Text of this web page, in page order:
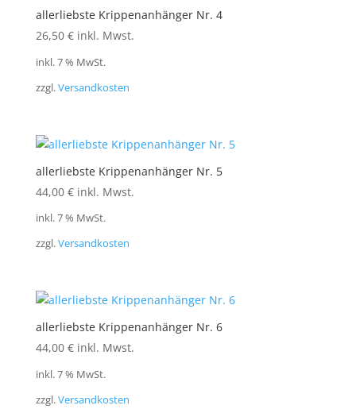
allerliebste Krippenanhänger Nr. 4
26,50 € inkl. Mwst.
inkl. 7 % MwSt.
zzgl.Versandkosten
allerliebste Krippenanhänger Nr. 5
44,00 € inkl. Mwst.
inkl. 7 % MwSt.
zzgl.Versandkosten
allerliebste Krippenanhänger Nr. 6
44,00 € inkl. Mwst.
inkl. 7 % MwSt.
zzgl.Versandkosten